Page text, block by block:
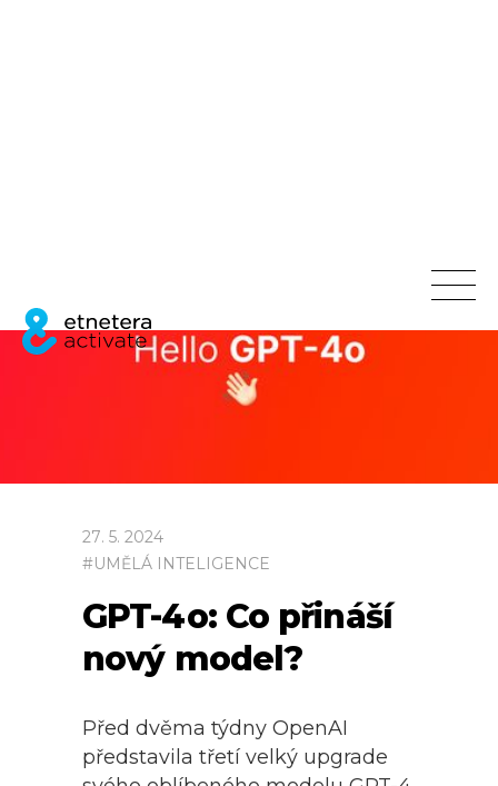
27. 5. 2024
#UMĚLÁ INTELIGENCE
GPT-4o: Co přináší
nový model?
Před dvěma týdny OpenAI
představila třetí velký upgrade